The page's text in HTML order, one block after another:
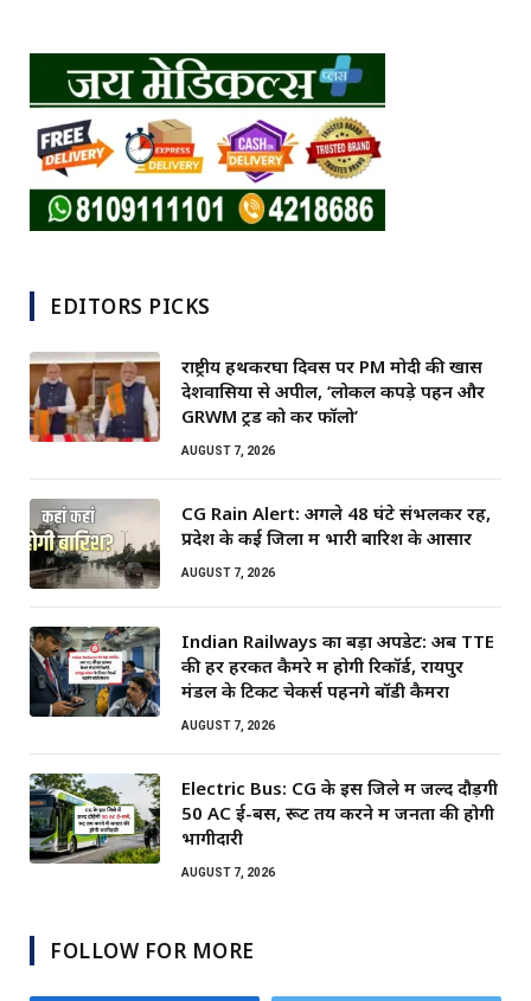
EDITORS PICKS
राष्ट्रीय हथकरघा दिवस पर PM मोदी की खास
देशवासियों से अपील, ‘लोकल कपड़े पहनें और
GRWM ट्रेंड को करें फॉलो’
AUGUST 7, 2026
CG Rain Alert: अगले 48 घंटे संभलकर रहें,
प्रदेश के कई जिलों में भारी बारिश के आसार
AUGUST 7, 2026
Indian Railways का बड़ा अपडेट: अब TTE
की हर हरकत कैमरे में होगी रिकॉर्ड, रायपुर
मंडल के टिकट चेकर्स पहनेंगे बॉडी कैमरा
AUGUST 7, 2026
Electric Bus: CG के इस जिले में जल्द दौड़ेंगी
50 AC ई-बसें, रूट तय करने में जनता की होगी
भागीदारी
AUGUST 7, 2026
FOLLOW FOR MORE